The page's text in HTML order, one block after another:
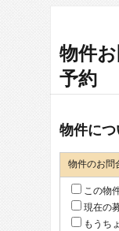
物件
予約
物件に
物件のお問
この物
現在の
もうち